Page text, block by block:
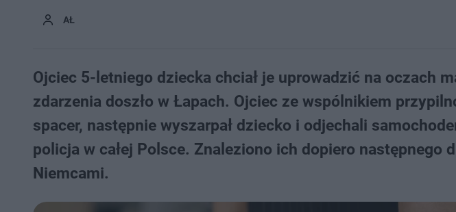
AŁ
Ojciec 5-letniego dziecka chciał je uprowadzić na oczach
zdarzenia doszło w Łapach. Ojciec ze wspólnikiem
spacer, następnie wyszarpał dziecko i odjechali
policja w całej Polsce. Znaleziono ich dopiero następnego
Niemcami.